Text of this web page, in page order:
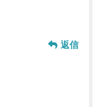
返信